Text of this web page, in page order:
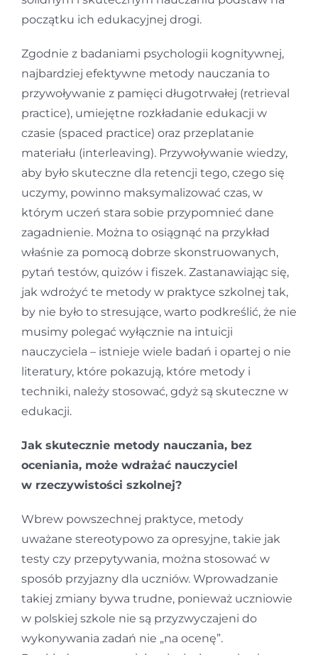
początku ich edukacyjnej drogi.
Zgodnie z badaniami psychologii kognitywnej,
najbardziej efektywne metody nauczania to
przywoływanie z pamięci długotrwałej (retrieval
practice), umiejętne rozkładanie edukacji w
czasie (spaced practice) oraz przeplatanie
materiału (interleaving). Przywoływanie wiedzy,
aby było skuteczne dla retencji tego, czego się
uczymy, powinno maksymalizować czas, w
którym uczeń stara sobie przypomnieć dane
zagadnienie. Można to osiągnąć na przykład
właśnie za pomocą dobrze skonstruowanych,
pytań testów, quizów i fiszek. Zastanawiając się,
jak wdrożyć te metody w praktyce szkolnej tak,
by nie było to stresujące, warto podkreślić, że nie
musimy polegać wyłącznie na intuicji
nauczyciela – istnieje wiele badań i opartej o nie
literatury, które pokazują, które metody i
techniki, należy stosować, gdyż są skuteczne w
edukacji.
Jak skutecznie metody nauczania, bez
oceniania, może wdrażać nauczyciel
w rzeczywistości szkolnej?
Wbrew powszechnej praktyce, metody
uważane stereotypowo za opresyjne, takie jak
testy czy przepytywania, można stosować w
sposób przyjazny dla uczniów. Wprowadzanie
takiej zmiany bywa trudne, ponieważ uczniowie
w polskiej szkole nie są przyzwyczajeni do
wykonywania zadań nie „na ocenę”.